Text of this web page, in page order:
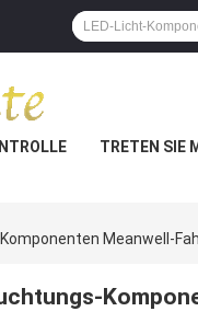
TRETEN SIE
Meanwell-